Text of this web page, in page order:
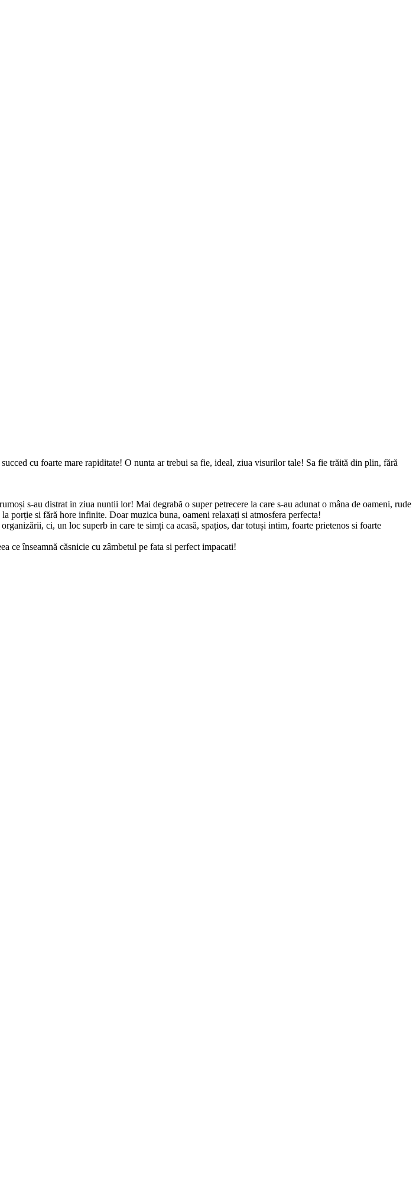
cu foarte mare rapiditate! O nunta ar trebui sa fie, ideal, ziua visurilor tale! Sa fie trăită din plin, fără
s-au distrat in ziua nuntii lor! Mai degrabă o super petrecere la care s-au adunat o mâna de oameni, rude
porție si fără hore infinite. Doar muzica buna, oameni relaxați si atmosfera perfecta!
ci, un loc superb in care te simți ca acasă, spațios, dar totuși intim, foarte prietenos si foarte
ce înseamnă căsnicie cu zâmbetul pe fata si perfect impacati!